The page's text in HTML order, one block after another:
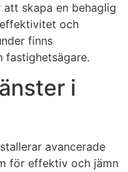
skapa en behaglig
och
finns
fastighetsägare.
i
avancerade
för effektiv och jämn